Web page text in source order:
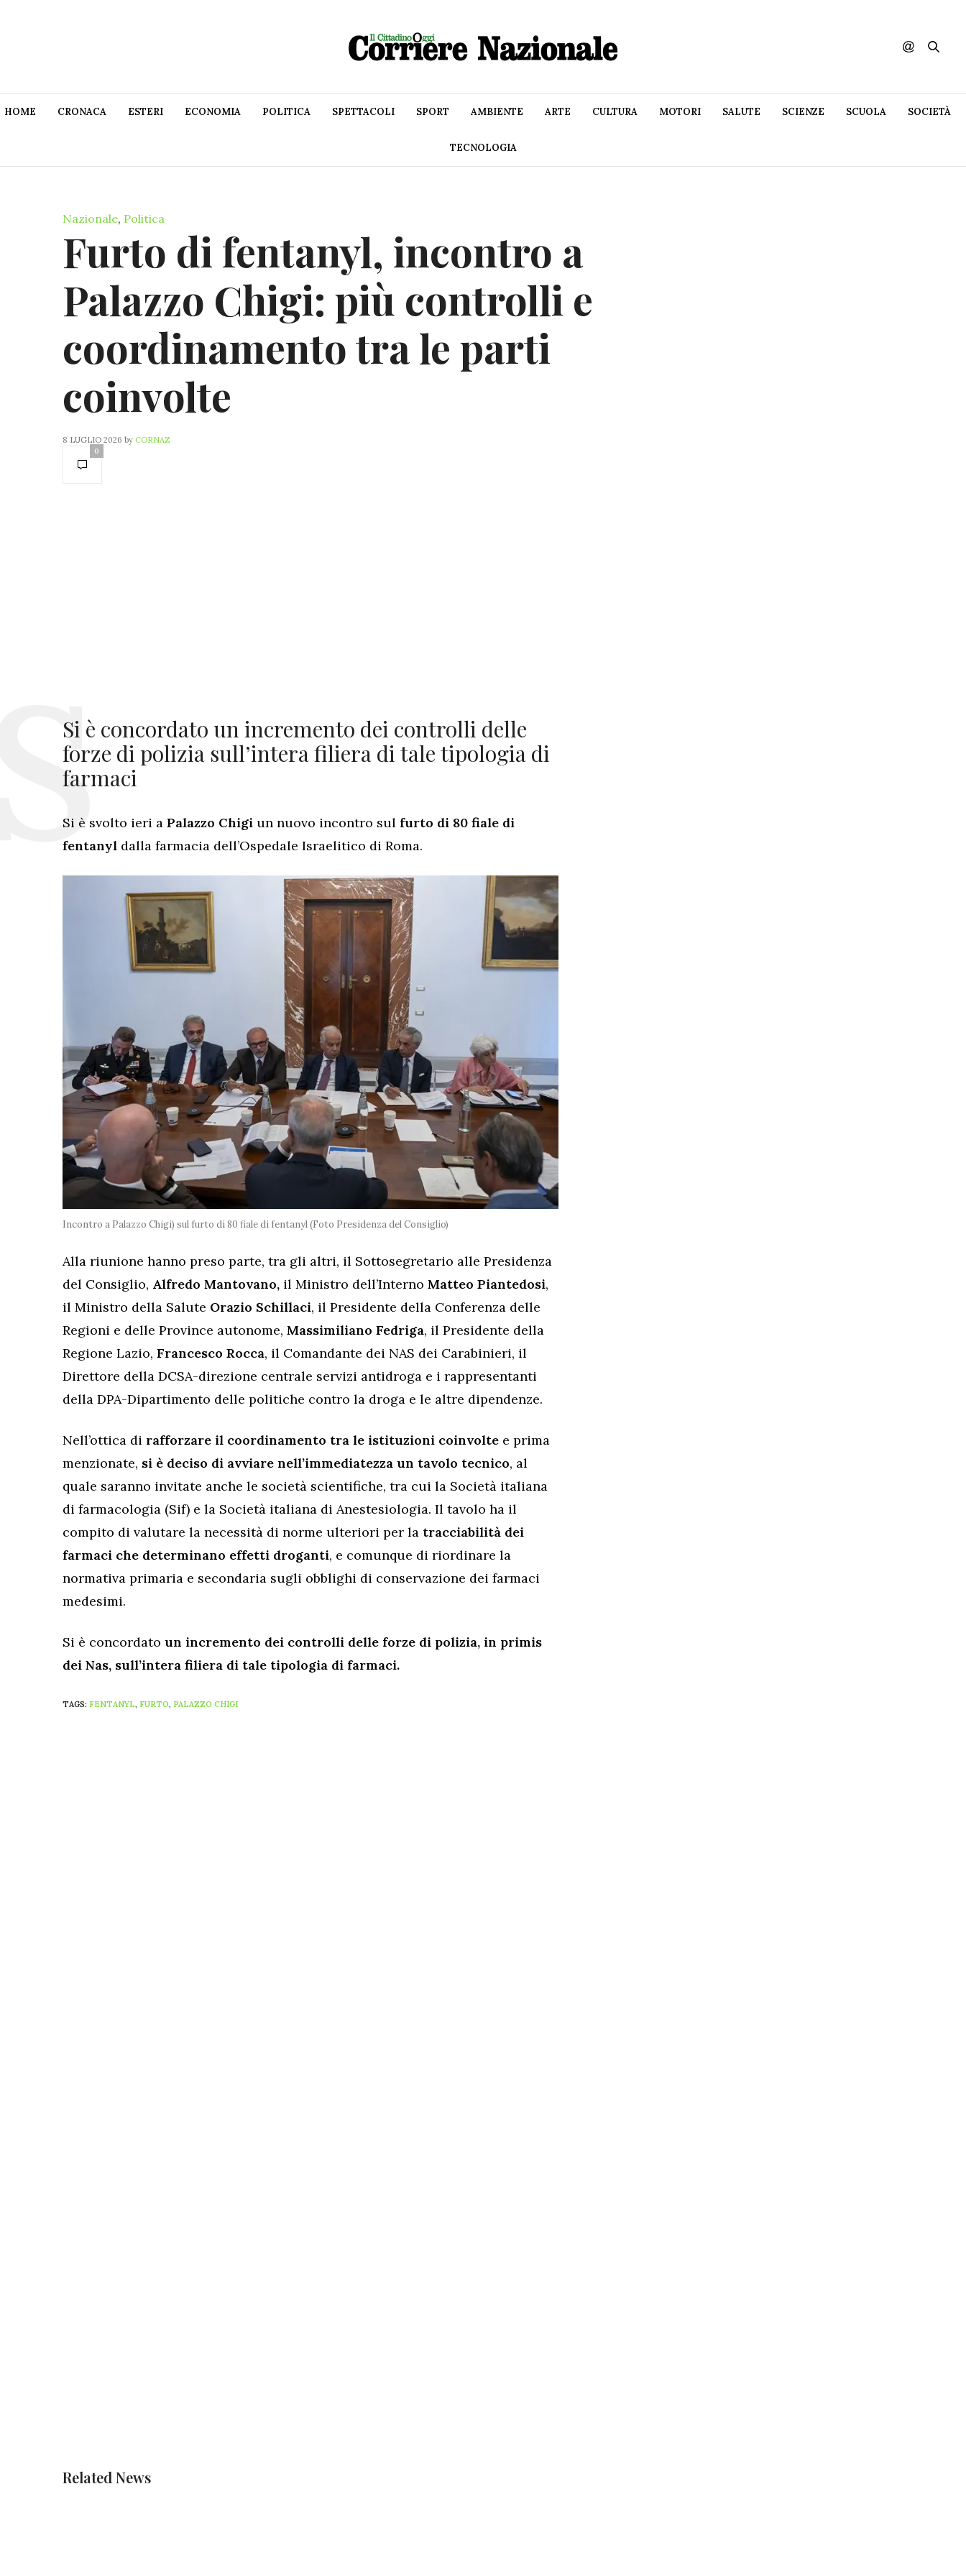
HOME CRONACA ESTERI ECONOMIA POLITICA SPETTACOLI SPORT AMBIENTE ARTE CULTURA MOTORI SALUTE SCIENZE SCUOLA SOCIETÀ
TECNOLOGIA
Nazionale, Politica
Furto di fentanyl, incontro a
Palazzo Chigi: più controlli e
coordinamento tra le parti
coinvolte
8 LUGLIO 2026 by CORNAZ
0
Si è concordato un incremento dei controlli delle
forze di polizia sull’intera filiera di tale tipologia di
farmaci
Si è svolto ieri a Palazzo Chigi un nuovo incontro sul furto di 80 fiale di
fentanyl dalla farmacia dell’Ospedale Israelitico di Roma.
Incontro a Palazzo Chigi) sul furto di 80 fiale di fentanyl (Foto Presidenza del Consiglio)
Alla riunione hanno preso parte, tra gli altri, il Sottosegretario alle Presidenza
del Consiglio, Alfredo Mantovano, il Ministro dell’Interno Matteo Piantedosi,
il Ministro della Salute Orazio Schillaci, il Presidente della Conferenza delle
Regioni e delle Province autonome, Massimiliano Fedriga, il Presidente della
Regione Lazio, Francesco Rocca, il Comandante dei NAS dei Carabinieri, il
Direttore della DCSA-direzione centrale servizi antidroga e i rappresentanti
della DPA-Dipartimento delle politiche contro la droga e le altre dipendenze.
Nell’ottica di rafforzare il coordinamento tra le istituzioni coinvolte e prima
menzionate, si è deciso di avviare nell’immediatezza un tavolo tecnico, al
quale saranno invitate anche le società scientifiche, tra cui la Società italiana
di farmacologia (Sif) e la Società italiana di Anestesiologia. Il tavolo ha il
compito di valutare la necessità di norme ulteriori per la tracciabilità dei
farmaci che determinano effetti droganti, e comunque di riordinare la
normativa primaria e secondaria sugli obblighi di conservazione dei farmaci
medesimi.
Si è concordato un incremento dei controlli delle forze di polizia, in primis
dei Nas, sull’intera filiera di tale tipologia di farmaci.
TAGS: FENTANYL, FURTO, PALAZZO CHIGI
Related News